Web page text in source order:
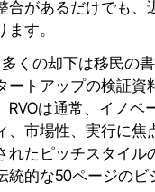
合があるだけでも、
す。
多くの却下は移民の
ートアップの検証資
RVOは通常、イノベ
、市場性、実行に焦
れたピッチスタイル
統的な50ページのビ